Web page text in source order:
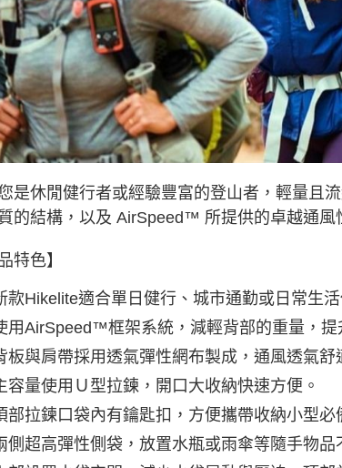
是休閒健行者或經驗豐富的登山者，輕量且
的結構，以及 AirSpeed™ 所提供的卓越通風
特色】
款Hikelite適合單日健行、城市通勤或日常生活
用AirSpeed™框架系統，減輕背部的重量，提
板與肩帶採用透氣彈性網布製成，通風透氣舒
容量使用Ｕ型拉鍊，開口大收納快速方便。
部拉鍊口袋內有鑰匙扣，方便攜帶收納小型必
側超高彈性側袋，放置水瓶或雨傘等隨手物品